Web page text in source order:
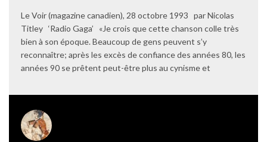
Le Voir (magazine canadien), 28 octobre 1993 par Nicolas
Titley ‘Radio Gaga’ «Je crois que cette chanson colle très
bien à son époque. Beaucoup de gens peuvent s’y
reconnaître; après les excès de confiance des années 80, les
années 90 se prêtent peut-être plus au cynisme et